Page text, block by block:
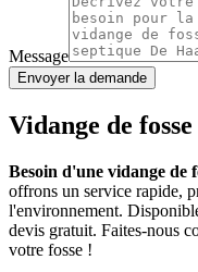
Message
Envoyer la demande
Vidange de
Besoin d'une vidange de
offrons un service rapide,
l'environnement.
devis gratuit. Faites-nous
votre fosse !